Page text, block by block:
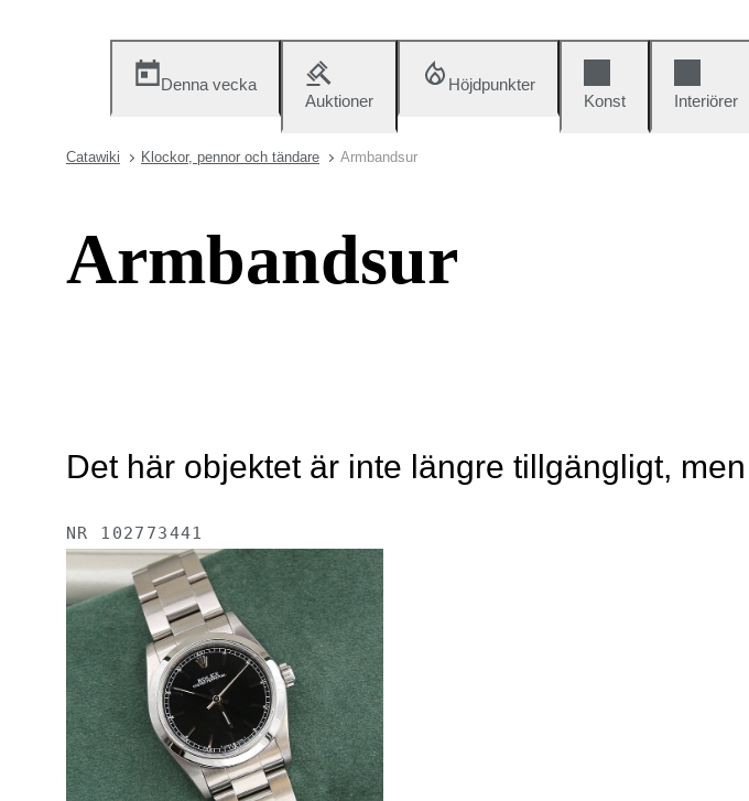
Denna vecka
Auktioner
Höjdpunkter
Konst
Interiörer
Catawiki Klockor, pennor och tändare Armbandsur
Armbandsur
Det här objektet är inte längre tillgängligt,
NR 102773441